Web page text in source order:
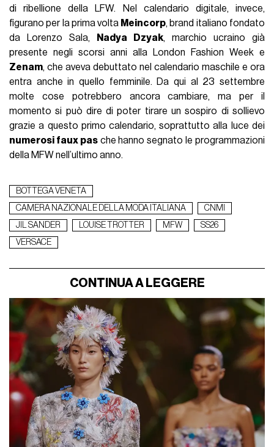
di ribellione della LFW. Nel calendario digitale, invece,
figurano per la prima volta Meincorp, brand italiano fondato
da Lorenzo Sala,
Nadya Dzyak, marchio ucraino già
presente negli scorsi anni alla London Fashion Week e
Zenam, che aveva debuttato nel calendario maschile e ora
entra anche in quello femminile. Da qui al 23 settembre
molte cose potrebbero ancora cambiare, ma per il
momento si può dire di poter tirare un sospiro di sollievo
grazie a questo primo calendario, soprattutto alla luce dei
numerosi faux pasche hanno segnato le programmazioni
della MFW nell’ultimo anno.
BOTTEGA VENETA
CAMERA NAZIONALE DELLA MODA ITALIANA
CNMI
JIL SANDER
LOUISE TROTTER MFW
SS26
VERSACE
CONTINUA A LEGGERE